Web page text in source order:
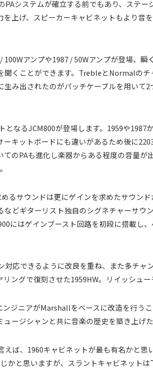
システムが確立する前でもあり、ステ
上げ、スピーカーキャビネットもより音
アンプや1987 / 50Wアンプが登場、
くことができます。TrebleとNormalのチ
み出されたのがパッチケーブルを用いて
なるJCM800が登場します。1959や
キットボードにも違いがあるため後に
のPAも進化し楽器からある程度の音量
るサウンドは更にゲインを求めたサウン
どギターリスト独自のシグネチャーサ
にはゲインブースト回路を初段に搭載し
対応できるように改良を重ね、また多チ
ングで復刻させた1959HW。リイッシュ
ジニアがMarshallをベースに改造を行う
ージシャンと共に音楽の歴史を築き上げた
ば、1960キャビネットが最も有名かと
かと思いますが、スラントキャビネット